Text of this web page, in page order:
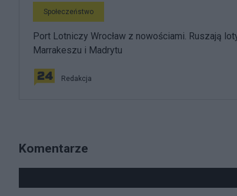
Społeczeństwo
Port Lotniczy Wrocław z nowościami. Ruszają
Marrakeszu i Madrytu
Redakcja
Komentarze